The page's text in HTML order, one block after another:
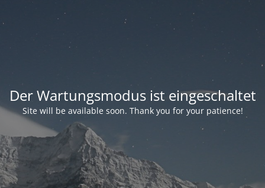
Der Wartungsmodus ist eingeschaltet
Site will be available soon. Thank you for your patience!